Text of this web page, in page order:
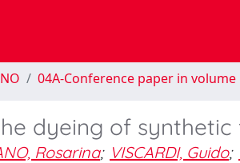
04A-Conference paper in volume
dyeing of synthetic
Rosarina; VISCARDI, Guido;